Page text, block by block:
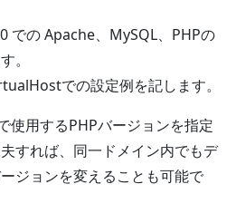
での Apache、MySQL、PHPの
。
での設定例を記します。
使用するPHPバージョンを指定
すれば、同一ドメイン内でもデ
ジョンを変えることも可能で